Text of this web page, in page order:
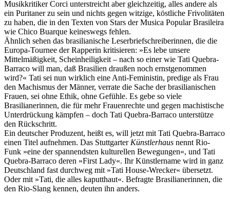
Musikkritiker Corci unterstreicht aber gleichzeitig, alles andere als
ein Puritaner zu sein und nichts gegen witzige, köstliche Frivolitäten
zu haben, die in den Texten von Stars der Musica Popular Brasileira
wie Chico Buarque keineswegs fehlen.
Ähnlich sehen das brasilianische Leserbriefschreiberinnen, die die
Europa-Tournee der Rapperin kritisieren: »Es lebe unsere
Mittelmäßigkeit, Scheinheiligkeit – nach so einer wie Tati Quebra-
Barraco will man, daß Brasilien draußen noch ernstgenommen
wird?« Tati sei nun wirklich eine Anti-Feministin, predige als Frau
den Machismus der Männer, verrate die Sache der brasilianischen
Frauen, sei ohne Ethik, ohne Gefühle. Es gebe so viele
Brasilianerinnen, die für mehr Frauenrechte und gegen machistische
Unterdrückung kämpfen – doch Tati Quebra-Barraco unterstütze
den Rückschritt.
Ein deutscher Produzent, heißt es, will jetzt mit Tati Quebra-Barraco
einen Titel aufnehmen. Das Stuttgarter Künstlerhaus nennt Rio-
Funk »eine der spannendsten kulturellen Bewegungen«, und Tati
Quebra-Barraco deren »First Lady«. Ihr Künstlername wird in ganz
Deutschland fast durchweg mit »Tati House-Wrecker« übersetzt.
Oder mit »Tati, die alles kaputthaut«. Befragte Brasilianerinnen, die
den Rio-Slang kennen, deuten ihn anders.